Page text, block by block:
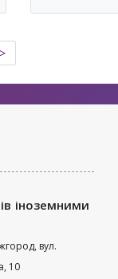
іноземними
вул.
10